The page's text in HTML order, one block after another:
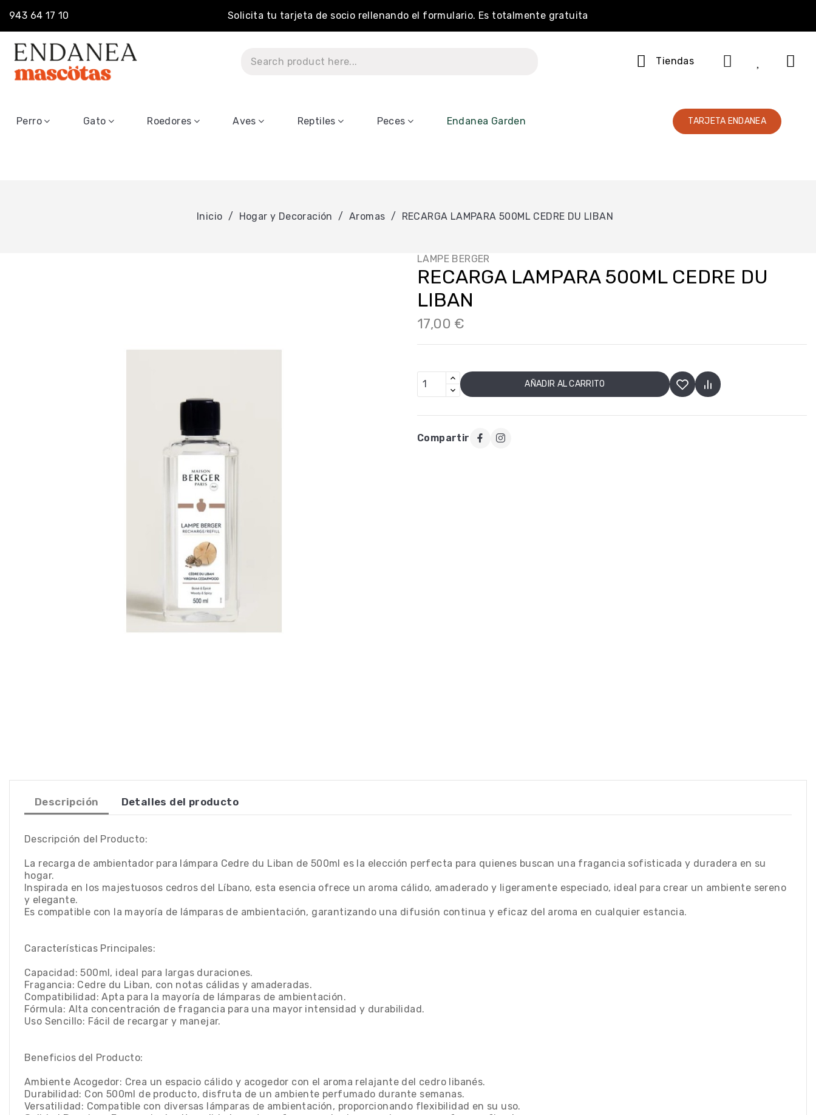
943 64 17 10 Solicita tu tarjeta de socio rellenando el formulario. Es totalmente gratuita
Tiendas
Perro Gato Roedores Aves Reptiles Peces Endanea Garden TARJETA ENDANEA
Inicio Hogar y Decoración Aromas RECARGA LAMPARA 500ML CEDRE DU LIBAN
LAMPE BERGER
RECARGA LAMPARA 500ML CEDRE DU
LIBAN
17,00 €
AÑADIR AL CARRITO
Compartir
Descripción Detalles del producto
Descripción del Producto:
La recarga de ambientador para lámpara Cedre du Liban de 500ml es la elección perfecta para quienes buscan una fragancia sofisticada y duradera en su
hogar.
Inspirada en los majestuosos cedros del Líbano, esta esencia ofrece un aroma cálido, amaderado y ligeramente especiado, ideal para crear un ambiente sereno
y elegante.
Es compatible con la mayoría de lámparas de ambientación, garantizando una difusión continua y eficaz del aroma en cualquier estancia.
Características Principales:
Capacidad: 500ml, ideal para largas duraciones.
Fragancia: Cedre du Liban, con notas cálidas y amaderadas.
Compatibilidad: Apta para la mayoría de lámparas de ambientación.
Fórmula: Alta concentración de fragancia para una mayor intensidad y durabilidad.
Uso Sencillo: Fácil de recargar y manejar.
Beneficios del Producto:
Ambiente Acogedor: Crea un espacio cálido y acogedor con el aroma relajante del cedro libanés.
Durabilidad: Con 500ml de producto, disfruta de un ambiente perfumado durante semanas.
Versatilidad: Compatible con diversas lámparas de ambientación, proporcionando flexibilidad en su uso.